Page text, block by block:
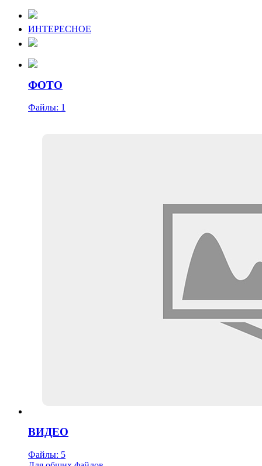
ИНТЕРЕСНОЕ
ФОТО
Файлы: 1
ВИДЕО
Файлы: 5